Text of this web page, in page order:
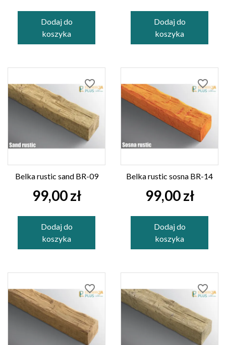
Dodaj do
koszyka
Dodaj do
koszyka
favorite_border
Belka rustic sand BR-09
99,00 zł
Dodaj do
koszyka
favorite_border
Belka rustic sosna BR-14
99,00 zł
Dodaj do
koszyka
favorite_border favorite_border